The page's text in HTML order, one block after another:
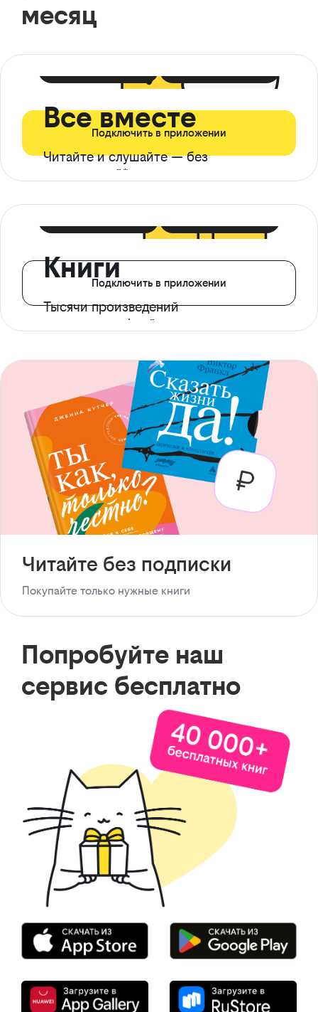
месяц
Все вместе
Читайте и слушайте — без
ограничений*
Подключить в приложении
Книги
Тысячи произведений
с доступом офлайн
Подключить в приложении
Читайте без подписки
Покупайте только нужные книги
Попробуйте наш
сервис бесплатно